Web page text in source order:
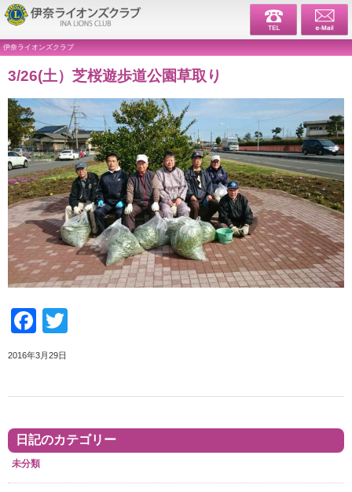
伊奈ライ
伊奈ライオンズクラブ
3/26(土）芝桜遊歩道公園草取り
Facebook
2016年3月29日
日記のカテゴリー
未分類